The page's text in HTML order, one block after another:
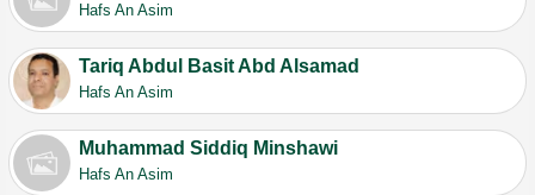
Hafs An Asim
Tariq Abdul Basit Abd Alsamad
Hafs An Asim
Muhammad Siddiq Minshawi
Hafs An Asim